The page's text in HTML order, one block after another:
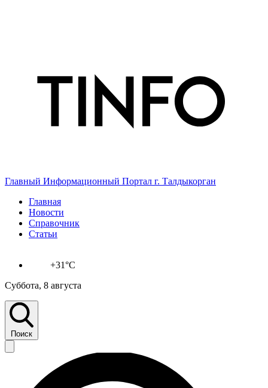
Главный Информационный Портал г. Талдыкорган
Главная
Новости
Справочник
Статьи
+31°C
Суббота, 8 августа
Поиск